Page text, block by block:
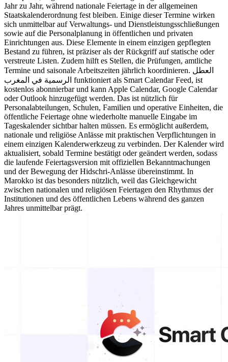
Jahr zu Jahr, während nationale Feiertage in der allgemeinen
Staatskalenderordnung fest bleiben. Einige dieser Termine wirken
sich unmittelbar auf Verwaltungs- und Dienstleistungsschließungen
sowie auf die Personalplanung in öffentlichen und privaten
Einrichtungen aus. Diese Elemente in einem einzigen gepflegten
Bestand zu führen, ist präziser als der Rückgriff auf statische oder
verstreute Listen. Zudem hilft es Stellen, die Prüfungen, amtliche
Termine und saisonale Arbeitszeiten jährlich koordinieren. العطل
الرسمية في المغرب funktioniert als Smart Calendar Feed, ist
kostenlos abonnierbar und kann Apple Calendar, Google Calendar
oder Outlook hinzugefügt werden. Das ist nützlich für
Personalabteilungen, Schulen, Familien und operative Einheiten, die
öffentliche Feiertage ohne wiederholte manuelle Eingabe im
Tageskalender sichtbar halten müssen. Es ermöglicht außerdem,
nationale und religiöse Anlässe mit praktischen Verpflichtungen in
einem einzigen Kalenderwerkzeug zu verbinden. Der Kalender wird
aktualisiert, sobald Termine bestätigt oder geändert werden, sodass
die laufende Feiertagsversion mit offiziellen Bekanntmachungen
und der Bewegung der Hidschri-Anlässe übereinstimmt. In
Marokko ist das besonders nützlich, weil das Gleichgewicht
zwischen nationalen und religiösen Feiertagen den Rhythmus der
Institutionen und des öffentlichen Lebens während des ganzen
Jahres unmittelbar prägt.